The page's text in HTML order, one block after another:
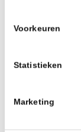
Voorkeuren
Statistieken
Marketing